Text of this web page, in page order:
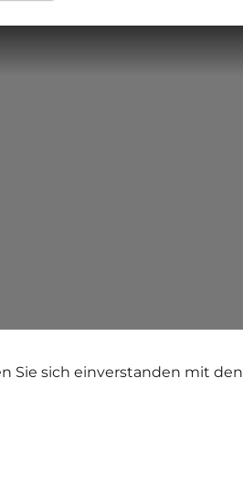
Sie sich einverstanden mit den